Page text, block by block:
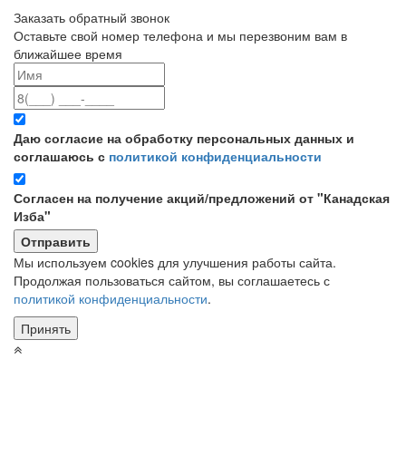
Заказать обратный звонок
Оставьте свой номер телефона и мы перезвоним вам в
ближайшее время
Даю согласие на обработку персональных данных и
соглашаюсь с политикой конфиденциальности
Согласен на получение акций/предложений от "Канадская
Изба"
Мы используем cookies для улучшения работы сайта.
Продолжая пользоваться сайтом, вы соглашаетесь с
политикой конфиденциальности.
Принять